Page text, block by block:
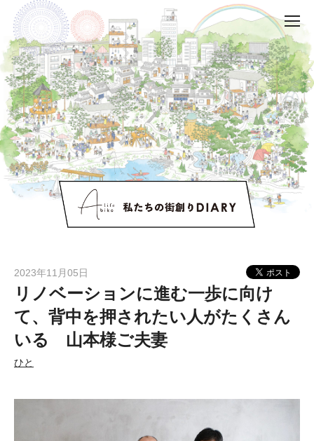
2023年11月05日
リノベーションに進む一歩に向け
て、背中を押されたい人がたくさん
いる 山本様ご夫妻
ひと